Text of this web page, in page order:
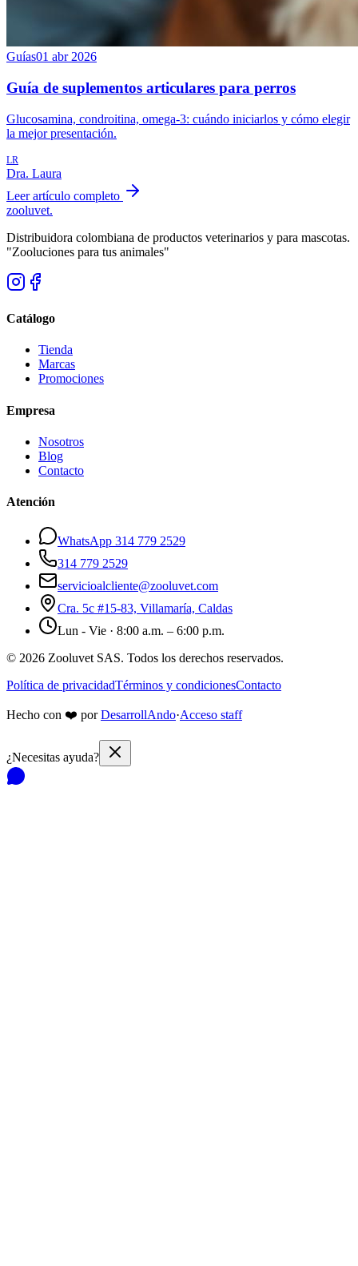
Guías01 abr 2026
Guía de suplementos articulares para perros
Glucosamina, condroitina, omega-3: cuándo iniciarlos y cómo elegir
la mejor presentación.
LR
Dra. Laura
Leer artículo completo
zooluvet.
Distribuidora colombiana de productos veterinarios y para mascotas.
"Zooluciones para tus animales"
Catálogo
Tienda
Marcas
Promociones
Empresa
Nosotros
Blog
Contacto
Atención
WhatsApp 314 779 2529
314 779 2529
servicioalcliente@zooluvet.com
Cra. 5c #15-83, Villamaría, Caldas
Lun - Vie · 8:00 a.m. – 6:00 p.m.
© 2026 Zooluvet SAS. Todos los derechos reservados.
Política de privacidadTérminos y condicionesContacto
Hecho con ❤️ por DesarrollAndo·Acceso staff
¿Necesitas ayuda?